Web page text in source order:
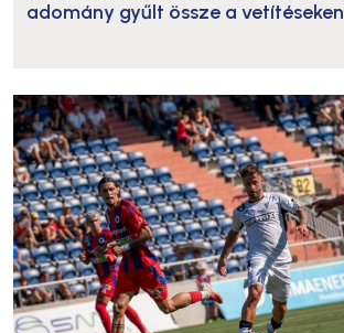
adomány gyűlt össze a vetítéseken